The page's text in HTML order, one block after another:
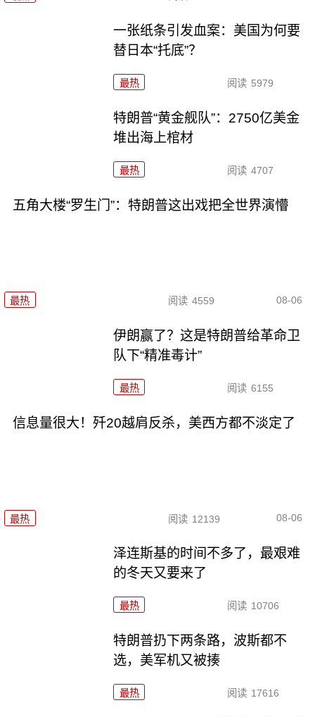
一张纸条引发血案：美国为何要
替日本“托底”？
最热 阅读 5979
特朗普“黄金舰队”：2750亿美金
堆出海上棺材
最热 阅读 4707
五角大楼“罗生门”：特朗普这出戏把全世界演懵
最热 阅读 4559 08-06
伊朗赢了？这是特朗普给革命卫
队下“精准毒计”
最热 阅读 6155
信息量很大！歼20越肩反杀，美西方都不淡定了
最热 阅读 12139 08-06
泽连斯基的时间不多了，最艰难
的冬天又要来了
最热 阅读 10706
特朗普扔下两条路，波斯都不
选，美军机又被揍
最热 阅读 17616